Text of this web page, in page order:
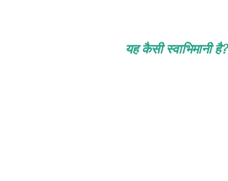
यह कैसी स्वाभिमानी है?